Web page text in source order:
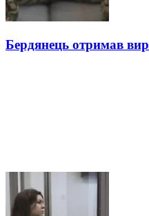
Бердянець отримав